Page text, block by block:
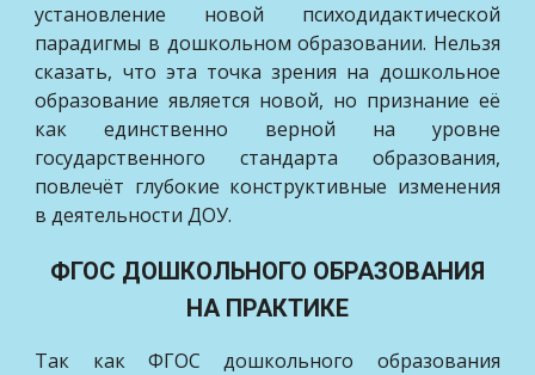
установление новой психодидактической
парадигмы в дошкольном образовании. Нельзя
сказать, что эта точка зрения на дошкольное
образование является новой, но признание её
как единственно верной на уровне
государственного стандарта образования,
повлечёт глубокие конструктивные изменения
в деятельности ДОУ.
ФГОС ДОШКОЛЬНОГО ОБРАЗОВАНИЯ
НА ПРАКТИКЕ
Так как ФГОС дошкольного образования